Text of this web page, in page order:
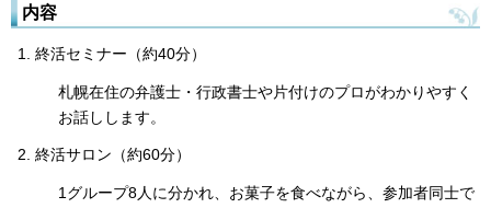
内容
終活セミナー（約40分）
札幌在住の弁護士・行政書士や片付けのプロがわかりやすく
お話しします。
終活サロン（約60分）
1グループ8人に分かれ、お菓子を食べながら、参加者同士で